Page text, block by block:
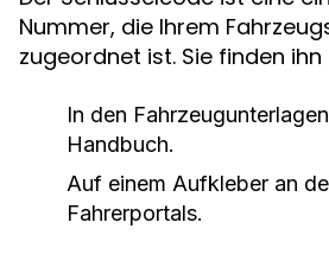
Nummer, die Ihrem
zugeordnet ist. Sie finden ihn
In den
Handbuch.
Auf einem Aufkleber an
Fahrerportals.